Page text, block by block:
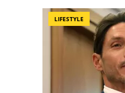
LIFESTYLE